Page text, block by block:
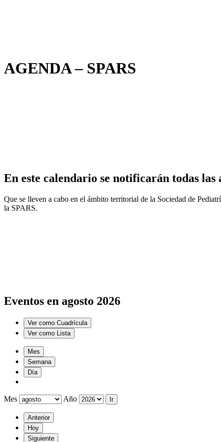
AGENDA – SPARS
En este calendario se notificarán todas
Que se lleven a cabo en el ámbito territorial de la Sociedad de
la SPARS.
Eventos en agosto 2026
Ver como Cuadrícula
Ver como Lista
Mes
Semana
Día
Mes Año
Anterior
Hoy
Siguiente